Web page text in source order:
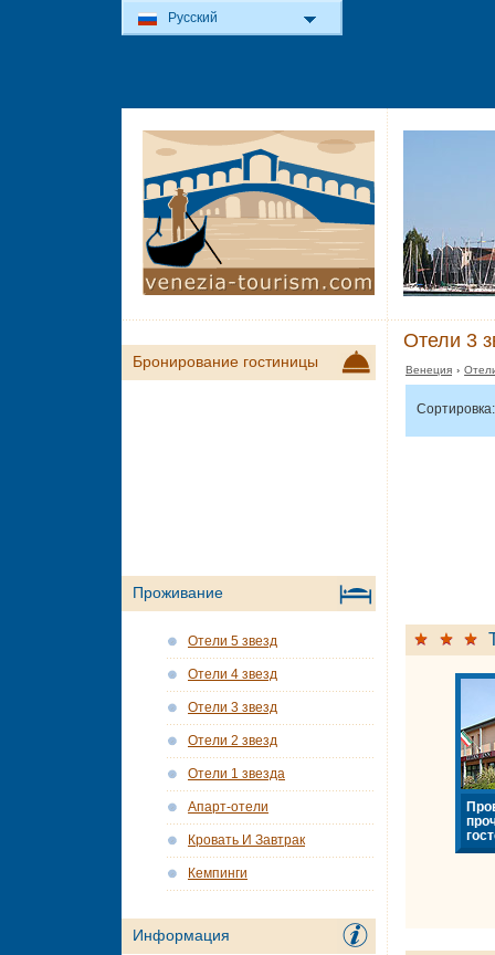
Отели 3
Венеция ›
Сортировка:
Бронирование гостиницы
Проживание
Отели 5 звезд
Отели 4 звезд
Отели 3 звезд
Отели 2 звезд
Отели 1 звезда
Апарт-отели
Кровать И Завтрак
Кемпинги
Информация
Русский